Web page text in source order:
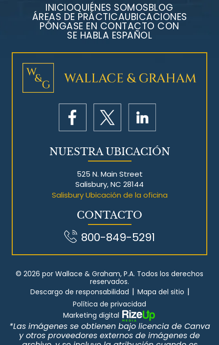
INICIOQUIÉNES SOMOSBLOG
ÁREAS DE PRÁCTICAUBICACIONES
PÓNGASE EN CONTACTO CON
SE HABLA ESPAÑOL
NUESTRA UBICACIÓN
525 N. Main Street
Salisbury, NC 28144
Salisbury Ubicación de la oficina
CONTACTO
800-849-5291
© 2026 por Wallace & Graham, P.A. Todos los derechos
reservados.
Descargo de responsabilidad | Mapa del sitio |
Política de privacidad
Marketing digital
*Las imágenes se obtienen bajo licencia de Canva
y otros proveedores externos de imágenes de